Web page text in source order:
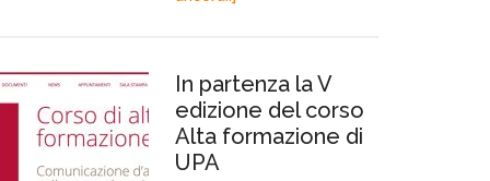
In partenza la V
edizione del corso
Alta formazione di
UPA